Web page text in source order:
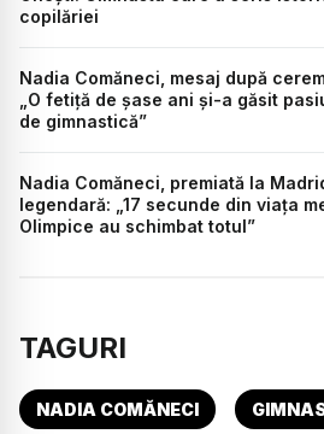
copilăriei
Nadia Comăneci, mesaj după
„O fetiță de șase ani și-a găsit
de gimnastică”
Nadia Comăneci, premiată la
legendară: „17 secunde din viața
Olimpice au schimbat totul”
TAGURI
NADIA COMĂNECI